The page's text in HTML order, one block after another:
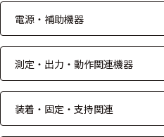
電源・補助機器
測定・出力・動作関連機器
装着・固定・支持関連